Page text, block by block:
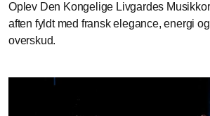
Oplev Den Kongelige Livgardes
aften fyldt med fransk elegance, energi
overskud.